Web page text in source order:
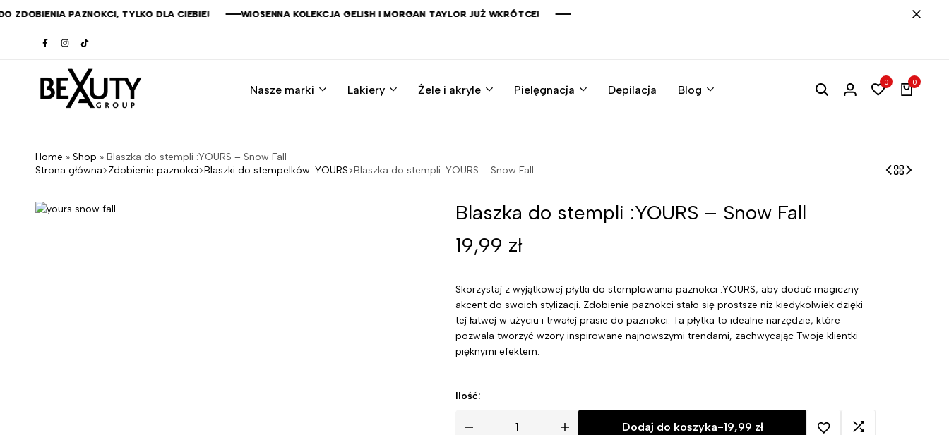
PAZNOKCI, TYLKO DLA CIEBIE! WIOSENNA KOLEKCJA GELISH I MORGAN TAYLOR JUŻ WKRÓTCE!
PAZNOKCI, TYLKO DLA CIEBIE! WIOSENNA KOLEKCJA GELISH I MORGAN TAYLOR JUŻ WKRÓTCE!
PAZNOKCI, TYLKO DLA CIEBIE! WIOSENNA KOLEKCJA GELISH I MORGAN TAYLOR JUŻ WKRÓTCE!
PAZNOKCI, TYLKO DLA CIEBIE! WIOSENNA KOLEKCJA GELISH I MORGAN TAYLOR JUŻ WKRÓTCE!
Nasze marki Lakiery Żele i akryle Pielęgnacja Depilacja Blog
0 0
Home » Shop » Blaszka do stempli :YOURS – Snow Fall
Strona główna Zdobienie paznokci Blaszki do stempelków :YOURS Blaszka do stempli :YOURS – Snow Fall
Blaszka do stempli :YOURS – Snow Fall
19,99 zł
Skorzystaj z wyjątkowej płytki do stemplowania paznokci :YOURS, aby dodać magiczny
akcent do swoich stylizacji. Zdobienie paznokci stało się prostsze niż kiedykolwiek dzięki
tej łatwej w użyciu i trwałej prasie do paznokci. Ta płytka to idealne narzędzie, które
pozwala tworzyć wzory inspirowane najnowszymi trendami, zachwycając Twoje klientki
pięknymi efektem.
Ilość:
Dodaj do koszyka-19,99 zł